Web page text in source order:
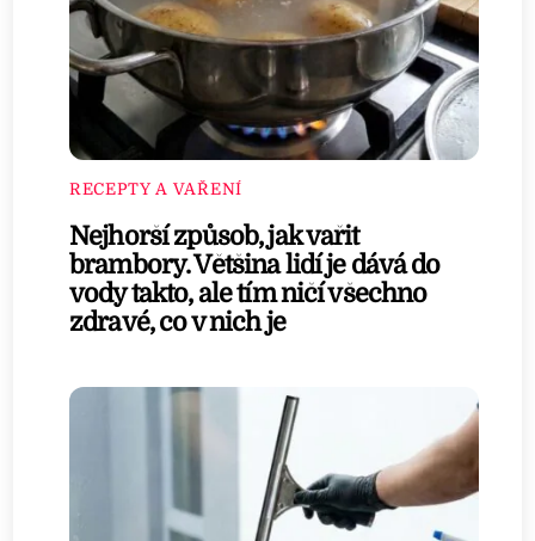
RECEPTY A VAŘENÍ
Nejhorší způsob, jak vařit
brambory. Většina lidí je dává do
vody takto, ale tím ničí všechno
zdravé, co v nich je